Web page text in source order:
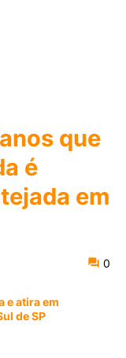
que
é
em
0
e atira em
de SP